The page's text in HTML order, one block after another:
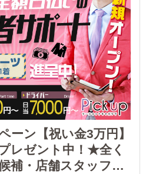
ーン【祝い金3万円】
レゼント中！★全く
補・店舗スタッフを